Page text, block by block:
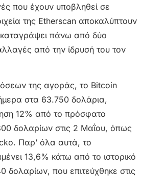
που έχουν υποβληθεί σε
της Etherscan αποκαλύπτουν
καταγράψει πάνω από δύο
από την ίδρυσή του τον
της αγοράς, το Bitcoin
στα 63.750 δολάρια,
12% από το πρόσφατο
δολαρίων στις 2 Μαΐου, όπως
Παρ’ όλα αυτά, το
13,6% κάτω από το ιστορικό
δολαρίων, που επιτεύχθηκε στις